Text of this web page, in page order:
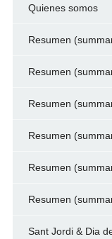
Quienes somos
Resumen
Resumen
Resumen
Resumen
Resumen
Resumen
Sant Jordi & Dia